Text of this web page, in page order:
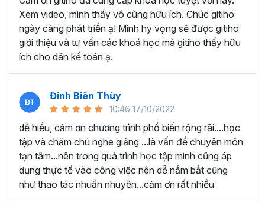
Học nhanh nhưng nhớ lâu bởi luôn có các bài tập
thực hành kèm với lý thuyết.
Các video bài giảng được xây dựng dựa trên các
chủ đề cụ thể, đồng thời chú trọng tối đa đến tính
ứng dụng cao. Đặc biệt, bộ videocác thủ thuật
khác, phù hợp với tất cả mọi đối tượng muốn tỏa
sáng nơi công sở với thủ thuật Excel nâng cao thông
minh và tạo kết quả bất ngờ trong công việc.
Bạn sẽ tự tin xử lý được mọi việc trên các công cụ
Excel một cách chuyên nghiệp giúp đẩy nhân được
tiến độ công việc, nâng cao hiệu suất làm việc lên
tới 5 lần.
Xem video, mình thấy vô cùng hữu ích. Chúc gitiho
ngày càng phát triển ạ! Mình hy vọng sẽ được gitiho
giới thiệu và tư vấn các khoá học mà gitiho thấy hữu
ích cho dân kế toán ạ.
Đinh Biên Thùy
10:46 17/10/2022
dễ hiểu, cảm ơn chương trình phổ biến rộng rãi....học
tập và chăm chú nghe giảng ...là vấn đề chuyên môn
tạn tâm...nên trong quá trình học tập mình cũng áp
dụng thực tế vào công việc nên dễ nắm bắt cũng
như thao tác nhuần nhuyễn...cảm ơn rất nhiều